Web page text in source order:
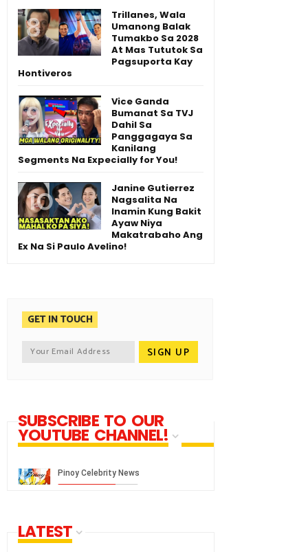
Trillanes, Wala
Umanong Balak
Tumakbo Sa 2028
At Mas Tututok Sa
Pagsuporta Kay
Hontiveros
Vice Ganda
Bumanat Sa TVJ
Dahil Sa
Panggagaya Sa
Kanilang
Segments Na Expecially for You!
Janine Gutierrez
Nagsalita Na
Inamin Kung Bakit
Ayaw Niya
Makatrabaho Ang
Ex Na Si Paulo Avelino!
GET IN TOUCH
SUBSCRIBE TO OUR
YOUTUBE CHANNEL!
LATEST